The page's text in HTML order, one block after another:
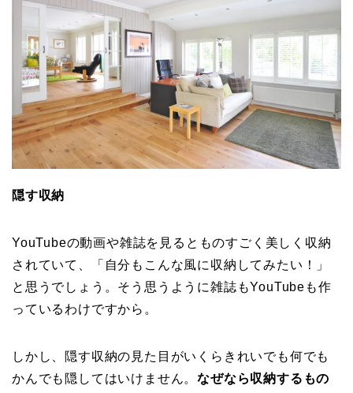
隠す収納
YouTubeの動画や雑誌を見るとものすごく美しく収納
されていて、「自分もこんな風に収納してみたい！」
と思うでしょう。そう思うように雑誌もYouTubeも作
っているわけですから。
しかし、隠す収納の見た目がいくらきれいでも何でも
かんでも隠してはいけません。なぜなら収納するもの